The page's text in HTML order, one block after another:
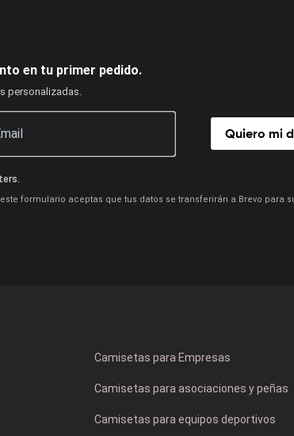
en tu primer pedido.
personalizadas.
Quiero mi
formulario aceptas que tus datos se transferirán a Brevo para
Camisetas para Empresas
Camisetas para asociaciones y peñas
Camisetas para equipos deportivos